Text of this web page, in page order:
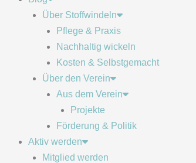
Über Stoffwindeln
Pflege & Praxis
Nachhaltig wickeln
Kosten & Selbstgemacht
Über den Verein
Aus dem Verein
Projekte
Förderung & Politik
Aktiv werden
Mitglied werden